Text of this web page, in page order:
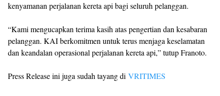
kenyamanan perjalanan kereta api bagi seluruh pelanggan.
“Kami mengucapkan terima kasih atas pengertian dan kesabaran
pelanggan. KAI berkomitmen untuk terus menjaga keselamatan
dan keandalan operasional perjalanan kereta api,” tutup Franoto.
Press Release ini juga sudah tayang di VRITIMES